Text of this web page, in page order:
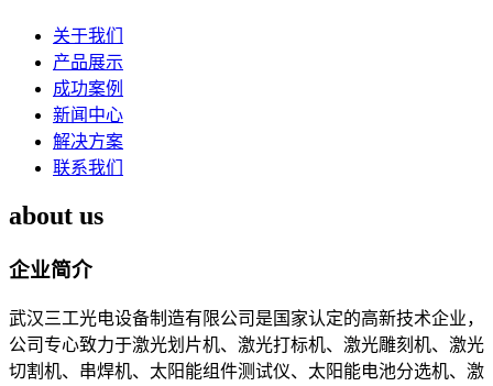
关于我们
产品展示
成功案例
新闻中心
解决方案
联系我们
about us
企业简介
武汉三工光电设备制造有限公司是国家认定的高新技术企业，
公司专心致力于激光划片机、激光打标机、激光雕刻机、激光
切割机、串焊机、太阳能组件测试仪、太阳能电池分选机、激